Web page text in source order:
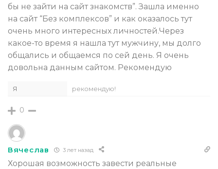
бы не зайти на сайт знакомств”. Зашла именно
на сайт “Без комплексов” и как оказалось тут
очень много интересных личностей.Через
какое-то время я нашла тут мужчину, мы долго
общались и общаемся по сей день. Я очень
довольна данным сайтом. Рекомендую
Я рекомендую!
0
Вячеслав 3 лет назад
Хорошая возможность завести реальные